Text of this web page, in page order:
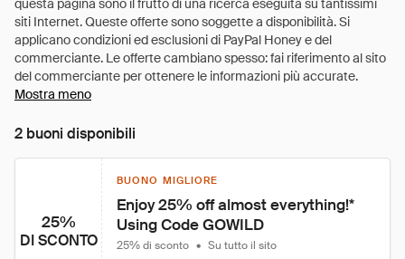
Mostra meno
2 buoni disponibili
25%
DI SCONTO
BUONO MIGLIORE
Enjoy 25% off almost everything!*
Using Code GOWILD
25% di sconto • Su tutto il sito